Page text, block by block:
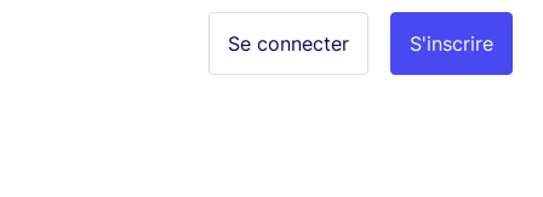
S'inscrire
Se connecter